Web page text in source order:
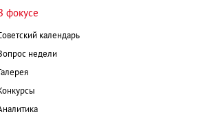
фокусе
календарь
недели
Галерея